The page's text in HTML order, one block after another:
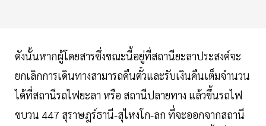
ดังนั้นหากผู้โดยสารซึ่งขณะนี้อยู่ที่สถานียะลาประสงค์จะ
ยกเลิกการเดินทางสามารถคืนตั๋วและรับเงินคืนเต็มจำนวน
ได้ที่สถานีรถไฟยะลา หรือ สถานีปลายทาง แล้วขึ้นรถไฟ
ขบวน 447 สุราษฎร์ธานี-สุไหงโก-ลก ที่จะออกจากสถานี